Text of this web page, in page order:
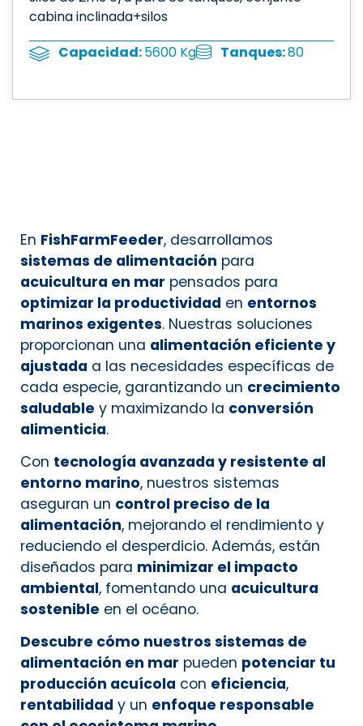
cabina inclinada+silos
Capacidad:5600 Kg Tanques:80
En FishFarmFeeder, desarrollamos
sistemas de alimentación para
acuicultura en mar pensados para
optimizar la productividad en entornos
marinos exigentes. Nuestras soluciones
proporcionan una alimentación eficiente y
ajustada a las necesidades específicas de
cada especie, garantizando un crecimiento
saludable y maximizando la conversión
alimenticia.
Con tecnología avanzada y resistente al
entorno marino, nuestros sistemas
aseguran un control preciso de la
alimentación, mejorando el rendimiento y
reduciendo el desperdicio. Además, están
diseñados para minimizar el impacto
ambiental, fomentando una acuicultura
sostenible en el océano.
Descubre cómo nuestros sistemas de
alimentación en mar pueden potenciar tu
producción acuícola con eficiencia,
rentabilidad y un enfoque responsable